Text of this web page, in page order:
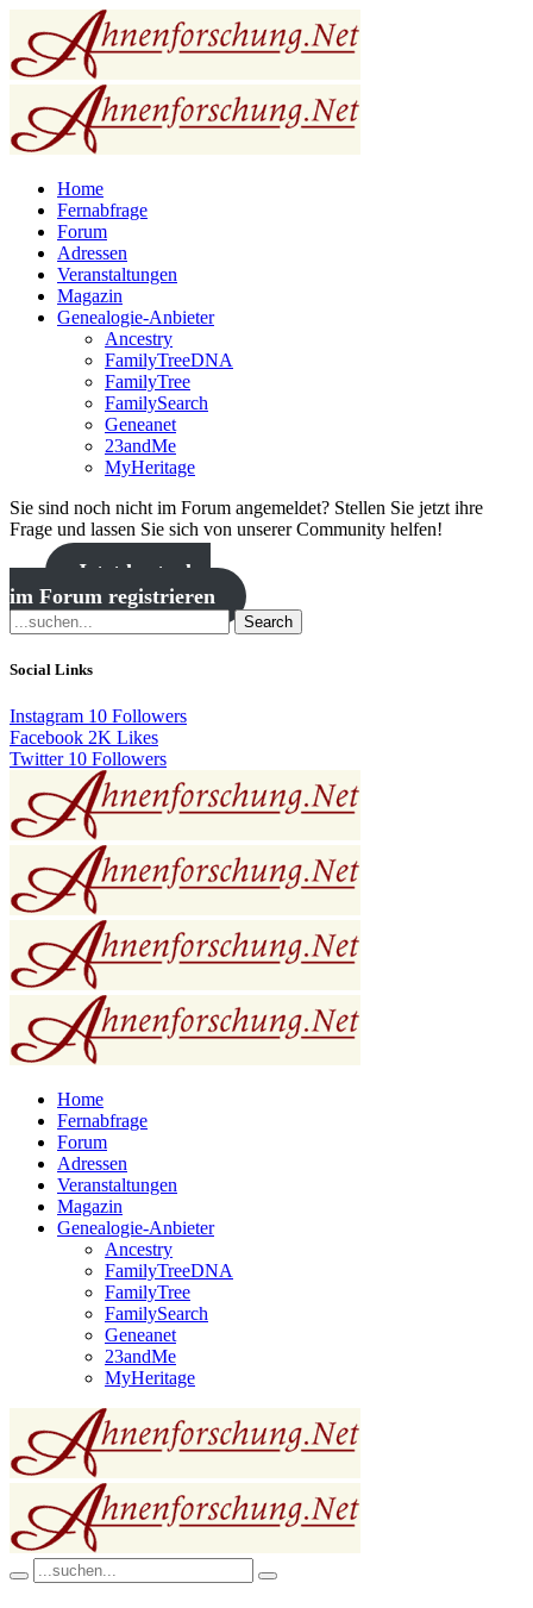
Home
Fernabfrage
Forum
Adressen
Veranstaltungen
Magazin
Genealogie-Anbieter
Ancestry
FamilyTreeDNA
FamilyTree
FamilySearch
Geneanet
23andMe
MyHeritage
Sie sind noch nicht im Forum angemeldet? Stellen Sie jetzt ihre
Frage und lassen Sie sich von unserer Community helfen!
Jetzt kostenlos
im Forum registrieren
Search
Social Links
Instagram 10 Followers
Facebook 2K Likes
Twitter 10 Followers
Home
Fernabfrage
Forum
Adressen
Veranstaltungen
Magazin
Genealogie-Anbieter
Ancestry
FamilyTreeDNA
FamilyTree
FamilySearch
Geneanet
23andMe
MyHeritage